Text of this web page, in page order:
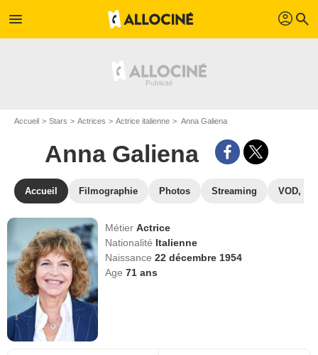
menu profil search
Accueil Stars Actrices Actrice italienne Anna Galiena
Anna Galiena
Accueil Filmographie Photos Streaming VOD,
MétierActrice
Nationalité Italienne
Naissance22 décembre 1954
Age71 ans